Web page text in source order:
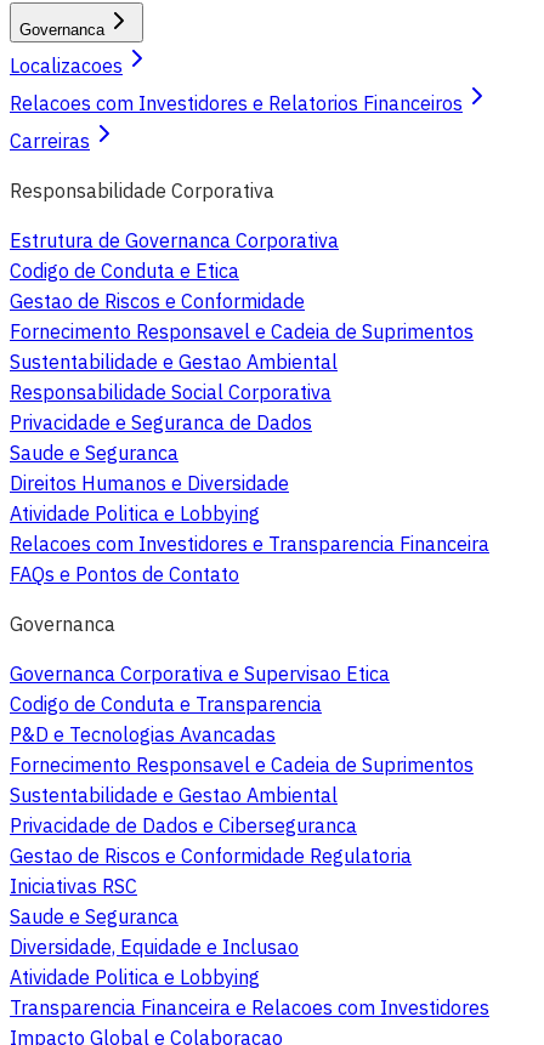
Governanca
Localizacoes
Relacoes com Investidores e Relatorios Financeiros
Carreiras
Responsabilidade Corporativa
Estrutura de Governanca Corporativa
Codigo de Conduta e Etica
Gestao de Riscos e Conformidade
Fornecimento Responsavel e Cadeia de Suprimentos
Sustentabilidade e Gestao Ambiental
Responsabilidade Social Corporativa
Privacidade e Seguranca de Dados
Saude e Seguranca
Direitos Humanos e Diversidade
Atividade Politica e Lobbying
Relacoes com Investidores e Transparencia Financeira
FAQs e Pontos de Contato
Governanca
Governanca Corporativa e Supervisao Etica
Codigo de Conduta e Transparencia
P&D e Tecnologias Avancadas
Fornecimento Responsavel e Cadeia de Suprimentos
Sustentabilidade e Gestao Ambiental
Privacidade de Dados e Ciberseguranca
Gestao de Riscos e Conformidade Regulatoria
Iniciativas RSC
Saude e Seguranca
Diversidade, Equidade e Inclusao
Atividade Politica e Lobbying
Transparencia Financeira e Relacoes com Investidores
Impacto Global e Colaboracao